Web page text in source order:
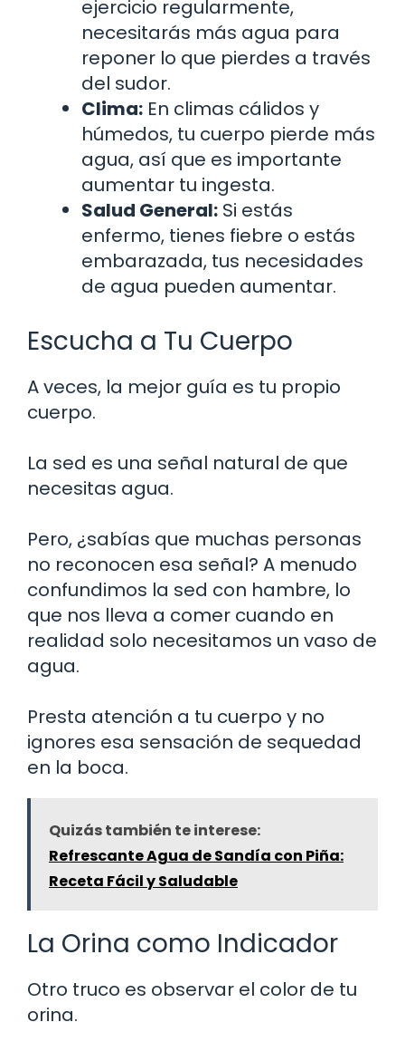
ejercicio regularmente,
necesitarás más agua para
reponer lo que pierdes a través
del sudor.
Clima: En climas cálidos y
húmedos, tu cuerpo pierde más
agua, así que es importante
aumentar tu ingesta.
Salud General: Si estás
enfermo, tienes fiebre o estás
embarazada, tus necesidades
de agua pueden aumentar.
Escucha a Tu Cuerpo
A veces, la mejor guía es tu propio
cuerpo.
La sed es una señal natural de que
necesitas agua.
Pero, ¿sabías que muchas personas
no reconocen esa señal? A menudo
confundimos la sed con hambre, lo
que nos lleva a comer cuando en
realidad solo necesitamos un vaso de
agua.
Presta atención a tu cuerpo y no
ignores esa sensación de sequedad
en la boca.
Quizás también te interese:
Refrescante Agua de Sandía con Piña:
Receta Fácil y Saludable
La Orina como Indicador
Otro truco es observar el color de tu
orina.